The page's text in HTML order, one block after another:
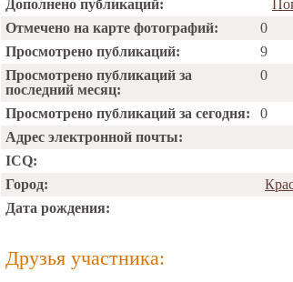
Дополнено публикаций:
Отмечено на карте фотографий:
0
Просмотрено публикаций:
9
Просмотрено публикаций за
последний месяц:
0
Просмотрено публикаций за сегодня:
0
Адрес электронной почты:
ICQ:
Город:
Дата рождения:
Друзья участника: